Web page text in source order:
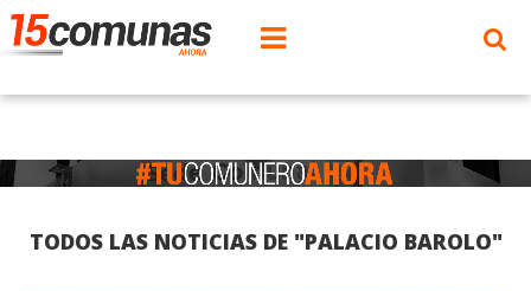
TODOS LAS NOTICIAS DE "PALACIO BAROLO"